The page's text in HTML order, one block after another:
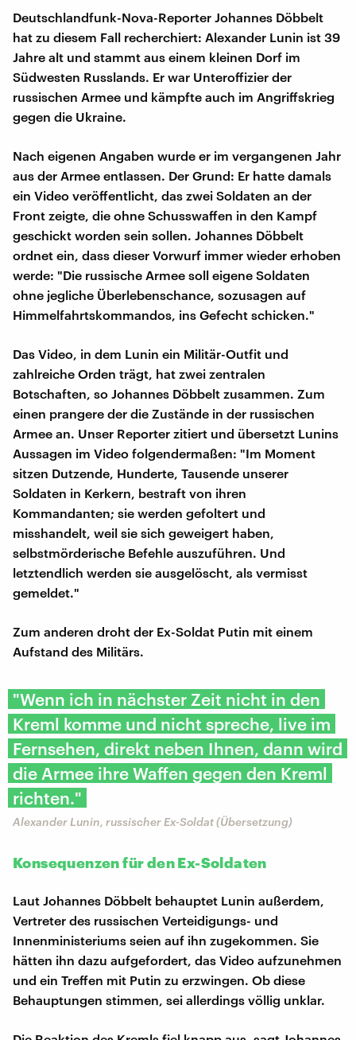
Deutschlandfunk-Nova-Reporter Johannes Döbbelt
hat zu diesem Fall recherchiert: Alexander Lunin ist 39
Jahre alt und stammt aus einem kleinen Dorf im
Südwesten Russlands. Er war Unteroffizier der
russischen Armee und kämpfte auch im Angriffskrieg
gegen die Ukraine.
Nach eigenen Angaben wurde er im vergangenen Jahr
aus der Armee entlassen. Der Grund: Er hatte damals
ein Video veröffentlicht, das zwei Soldaten an der
Front zeigte, die ohne Schusswaffen in den Kampf
geschickt worden sein sollen. Johannes Döbbelt
ordnet ein, dass dieser Vorwurf immer wieder erhoben
werde: "Die russische Armee soll eigene Soldaten
ohne jegliche Überlebenschance, sozusagen auf
Himmelfahrtskommandos, ins Gefecht schicken."
Das Video, in dem Lunin ein Militär-Outfit und
zahlreiche Orden trägt, hat zwei zentralen
Botschaften, so Johannes Döbbelt zusammen. Zum
einen prangere der die Zustände in der russischen
Armee an. Unser Reporter zitiert und übersetzt Lunins
Aussagen im Video folgendermaßen: "Im Moment
sitzen Dutzende, Hunderte, Tausende unserer
Soldaten in Kerkern, bestraft von ihren
Kommandanten; sie werden gefoltert und
misshandelt, weil sie sich geweigert haben,
selbstmörderische Befehle auszuführen. Und
letztendlich werden sie ausgelöscht, als vermisst
gemeldet."
Zum anderen droht der Ex-Soldat Putin mit einem
Aufstand des Militärs.
"Wenn ich in nächster Zeit nicht in den
Kreml komme und nicht spreche, live im
Fernsehen, direkt neben Ihnen, dann wird
die Armee ihre Waffen gegen den Kreml
richten."
Alexander Lunin, russischer Ex-Soldat (Übersetzung)
Konsequenzen für den Ex-Soldaten
Laut Johannes Döbbelt behauptet Lunin außerdem,
Vertreter des russischen Verteidigungs- und
Innenministeriums seien auf ihn zugekommen. Sie
hätten ihn dazu aufgefordert, das Video aufzunehmen
und ein Treffen mit Putin zu erzwingen. Ob diese
Behauptungen stimmen, sei allerdings völlig unklar.